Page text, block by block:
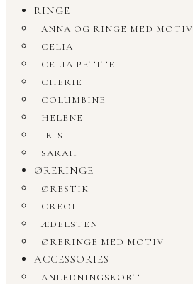
RINGE
ANNA OG RINGE MED MOTIV
CELIA
CELIA PETITE
CHERIE
COLUMBINE
HELENE
IRIS
SARAH
ØRERINGE
ØRESTIK
CREOL
ÆDELSTEN
ØRERINGE MED MOTIV
ACCESSORIES
ANLEDNINGSKORT